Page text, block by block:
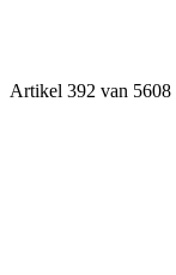
Artikel 392 van 5608